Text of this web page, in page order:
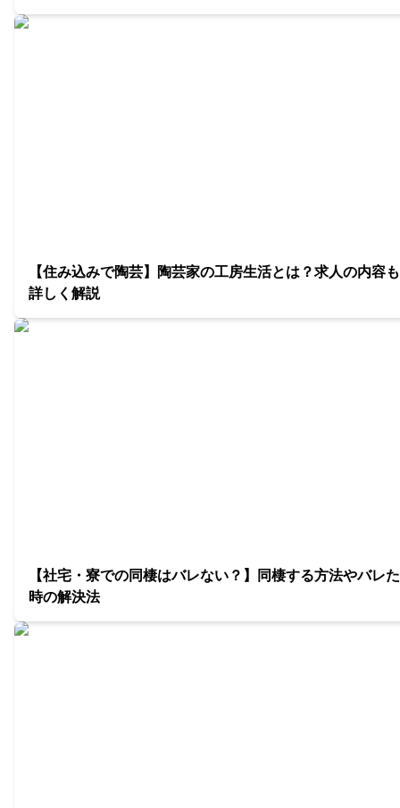
【住み込みで陶芸】陶芸家の工房生活とは？求人の内容も
詳しく解説
【社宅・寮での同棲はバレない？】同棲する方法やバレた
時の解決法